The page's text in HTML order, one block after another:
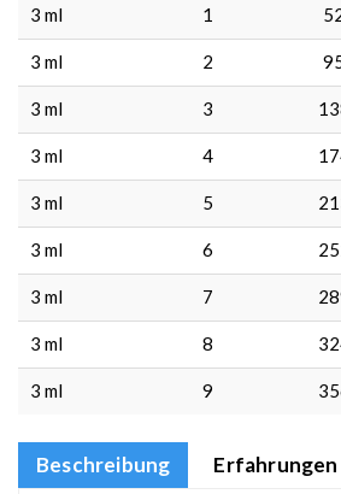
3 ml 1
3 ml 2
3 ml 3
3 ml 4
3 ml 5
3 ml 6
3 ml 7
3 ml 8
3 ml 9
Beschreibung Erfahrungen